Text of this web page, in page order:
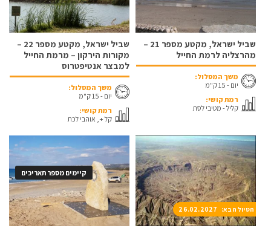
שביל ישראל, מקטע מספר 21 –
מהרצליה לרמת החייל
משך המסלול:
יום - 15 ק"מ
רמת קושי:
קליל - מטיבי לסת
שביל ישראל, מקטע מספר 22 –
מקורות הירקון – מרמת החייל
למבצר אנטיפטרוס
משך המסלול:
יום - 15 ק"מ
רמת קושי:
קל +, אוהבי לכת
הטיול הבא: 26.02.2027
קיימים מספר תאריכים